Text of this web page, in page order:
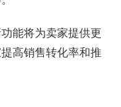
能将为卖家提供更
高销售转化率和推